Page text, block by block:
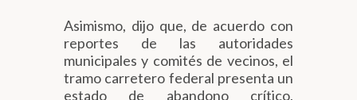
Asimismo, dijo que, de acuerdo con
reportes de las autoridades
municipales y comités de vecinos, el
tramo carretero federal presenta un
estado de abandono crítico,